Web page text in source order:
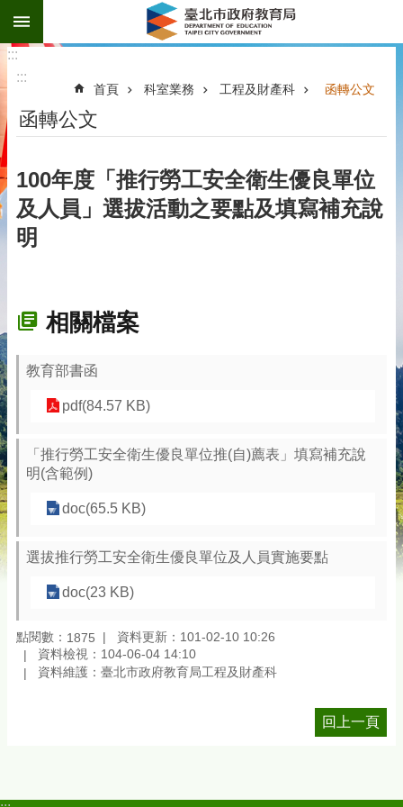
跳到主要內容區塊
:::
:::
首頁 科室業務 工程及財產科 函轉公文
函轉公文
100年度「推行勞工安全衛生優良單位
及人員」選拔活動之要點及填寫補充說
明
相關檔案
教育部書函
pdf(84.57 KB)
「推行勞工安全衛生優良單位推(自)薦表」填寫補充說
明(含範例)
doc(65.5 KB)
選拔推行勞工安全衛生優良單位及人員實施要點
doc(23 KB)
點閱數： 1875
資料更新：101-02-10 10:26
資料檢視：104-06-04 14:10
資料維護：臺北市政府教育局工程及財產科
回上一頁